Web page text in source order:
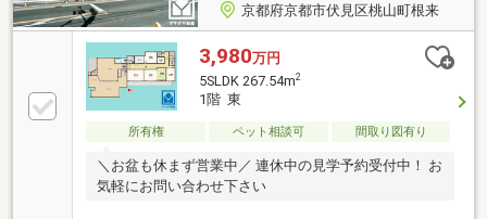
京都府京都市伏見区桃山町根来
3,980万円
5SLDK 267.54m2
1階 東
所有権 ペット相談可 間取り図有り
＼お盆も休まず営業中／ 連休中の見学予約受付中！ お
気軽にお問い合わせ下さい